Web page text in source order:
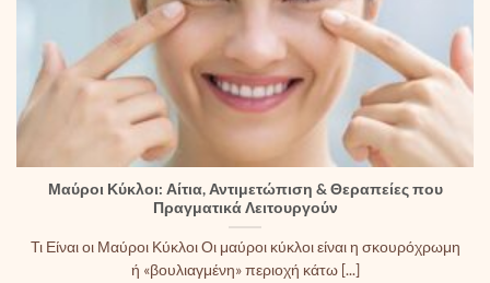
Μαύροι Κύκλοι: Αίτια, Αντιμετώπιση & Θεραπείες που
Πραγματικά Λειτουργούν
Τι Είναι οι Μαύροι Κύκλοι Οι μαύροι κύκλοι είναι η σκουρόχρωμη
ή «βουλιαγμένη» περιοχή κάτω [...]